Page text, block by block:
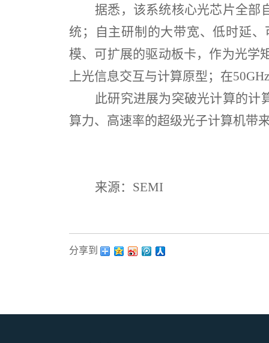
据悉，该系统核心光芯片全部
统；自主研制的大带宽、低时延
模、可扩展的驱动板卡，作为光学
上光信息交互与计算原型；在50GHz
此研究进展为突破光计算的计
算力、高速率的超级光子计算机带
来源： SEMI
分享到：